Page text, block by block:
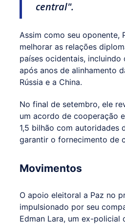
central".
Assim como seu oponente,
melhorar as relações
países ocidentais, incluindo
após anos de alinhamento
Rússia e a China.
No final de setembro, ele
um acordo de cooperação
1,5 bilhão com autoridades
garantir o fornecimento de
Movimentos
O apoio eleitoral a Paz no
impulsionado por seu
Edman Lara, um ex-policial